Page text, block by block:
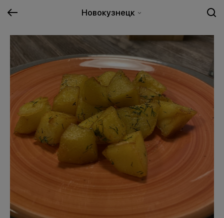
Новокузнецк